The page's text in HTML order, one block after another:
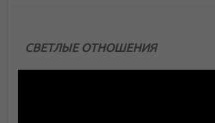
СВЕТЛЫЕ ОТНОШЕНИЯ